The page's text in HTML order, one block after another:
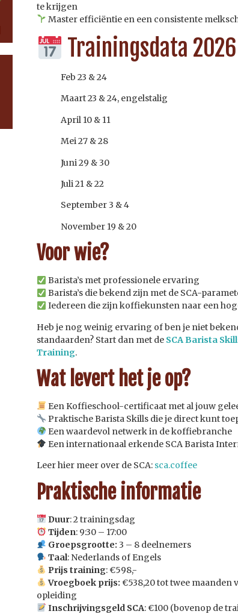
te krijgen
Master efficiëntie en een consistente
Trainingsdata 2026
Feb 23 & 24
Maart 23 & 24, engelstalig
April 10 & 11
Mei 27 & 28
Juni 29 & 30
Juli 21 & 22
September 3 & 4
November 19 & 20
Voor wie?
Barista’s met professionele ervaring
Barista’s die bekend zijn met de SCA-
Iedereen die zijn koffiekunsten naar een
Heb je nog weinig ervaring of ben je niet
standaarden? Start dan met de SCA Barista
Training.
Wat levert het je op?
Een Koffieschool-certificaat met al jouw
Praktische Barista Skills die je direct kunt
Een waardevol netwerk in de koffiebranche
Een internationaal erkende SCA Barista
Leer hier meer over de SCA: sca.coffee
Praktische informatie
Duur: 2 trainingsdag
Tijden: 9:30 – 17:00
Groepsgrootte: 3 – 8 deelnemers
Taal: Nederlands of Engels
Prijs training: €598,-
Vroegboek prijs: €538,20 tot twee maanden
opleiding
Inschrijvingsgeld SCA: €100 (bovenop de